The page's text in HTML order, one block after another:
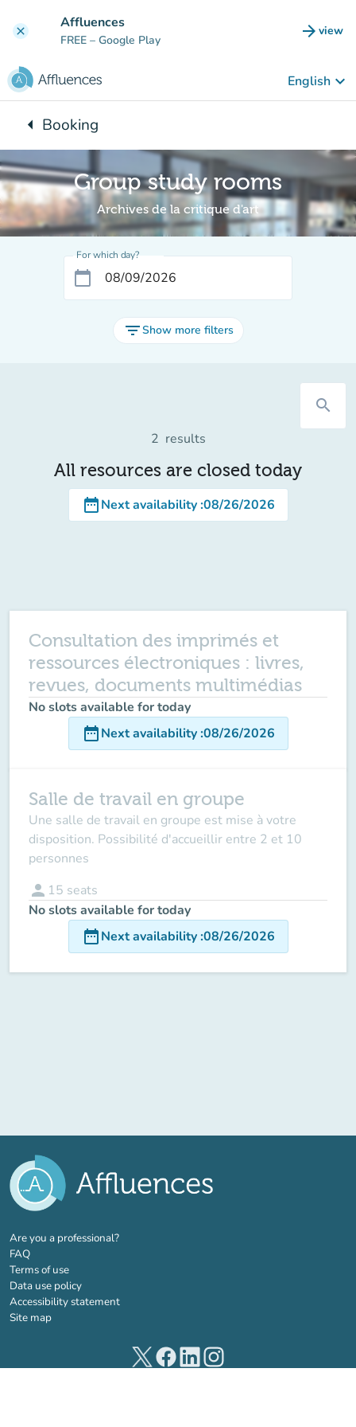
clear Affluences
FREE – Google Play arrow_forward view
(new
English keyboard_arrow_down
arrow_leftBack to:
Booking
Group study rooms
Archives de la critique d'art
For which day?
calendar_today
filter_listShow more filters
search
2 results
All resources are closed today
date_rangeNext availability:08/26/2026
Consultation des imprimés et
ressources électroniques : livres,
revues, documents multimédias
No slots available for today
date_rangeNext availability:08/26/2026
Salle de travail en groupe
Une salle de travail en groupe est mise à votre
disposition. Possibilité d'accueillir entre 2 et 10
personnes
person 15 seats
No slots available for today
date_rangeNext availability:08/26/2026
Are you a professional?(new tab)
FAQ
Terms of use
Data use policy
Accessibility statement
Site map
(new tab)(new tab)(new tab)